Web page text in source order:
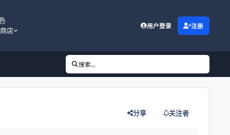
商店
用户登录 注册
搜索...
分享 关注者